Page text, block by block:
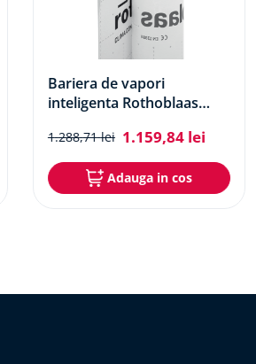
Bariera de vapori
inteligenta Rothoblaas
1.288,71 lei 1.159,84 lei
Adauga in cos